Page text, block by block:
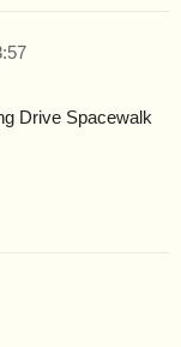
Drive Spacewalk